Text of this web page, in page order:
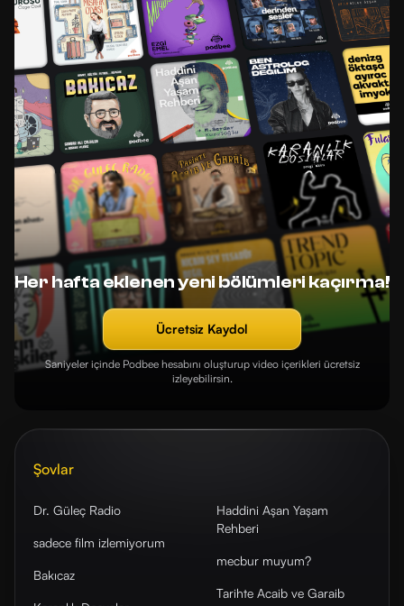
Her hafta eklenen yeni bölümleri kaçırma!
Ücretsiz Kaydol
Saniyeler içinde Podbee hesabını oluşturup video içerikleri ücretsiz
izleyebilirsin.
Şovlar
Dr. Güleç Radio
sadece film izlemiyorum
Bakıcaz
Haddini Aşan Yaşam
Rehberi
mecbur muyum?
Tarihte Acaib ve Garaib